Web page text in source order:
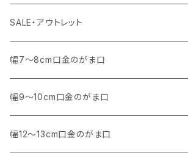
コットンキャンバス
コットンキャンバス
SALE・アウトレット
SALE
アウトレット
幅7～8cm口金のがま口
・ 角型
マチなし
・ くし形・丸型
幅9～10cm口金のがま口
・ 角型
幅12～13cm口金のがま口